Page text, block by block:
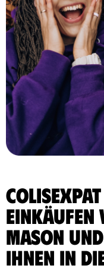
Einkäufen
Mason
Ihnen in